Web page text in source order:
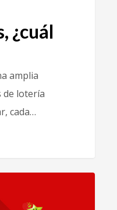
¿cuál
amplia
de lotería
cada…